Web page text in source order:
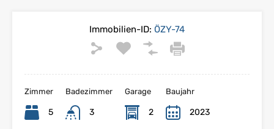
Immobilien-ID: ÖZY-74
Zimmer
5
Badezimmer
3
Garage
2
Baujahr
2023